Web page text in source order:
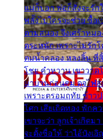
แม่ก็บอก พ่อก็สั่งจะรัก
พลั้งไปใครจะช่วย ซื้อ
ตามสนอง จึงเศร้าหม
ตระหนัก เพราะไม่รัก
ตมน้ำคลอง หลงลิ้น ที่
โชย คำหวาน เขาวาด
มาบานก่อนตูม ดุจไฟสุ
เพราะตรอมฤทัย ข้าว
โศก เสียเถิดทอง พักค
เขาจะว่า ลูกเจ้าเกิดม
จะตั้งชื่อให้ ว่าไอ้บังเอิ